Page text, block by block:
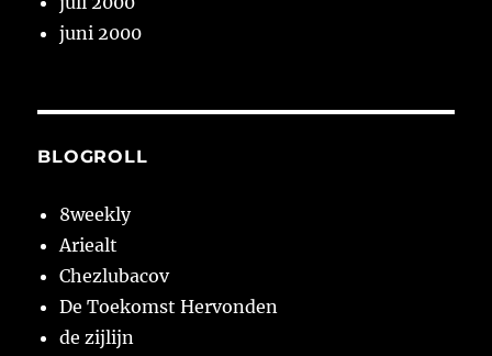
juni 2000
BLOGROLL
8weekly
Ariealt
Chezlubacov
De Toekomst Hervonden
de zijlijn